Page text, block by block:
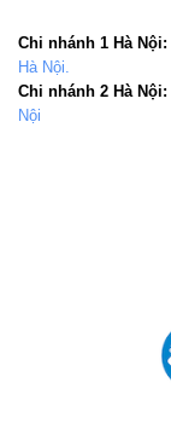
Chi nhánh 1 Hà Nội:
Hà Nội.
Chi nhánh 2 Hà Nội:
Nội